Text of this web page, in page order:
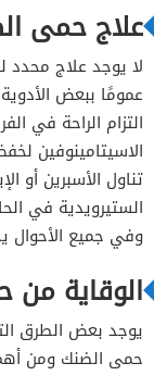
علاج حمى
لا يوجد علاج
عمومًا ببعض
التزام الراحة في
الاسيتامينوفين
تناول الأسبرين أو
الستيرويدية في
وفي جميع الأحوال
الوقاية
يوجد بعض الطرق
حمى الضنك ومن